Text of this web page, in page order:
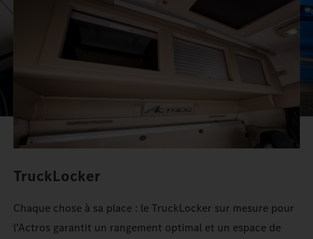
TruckLocker
Chaque chose à sa place : le TruckLocker sur mesure pour
l'Actros garantit un rangement optimal et un espace de